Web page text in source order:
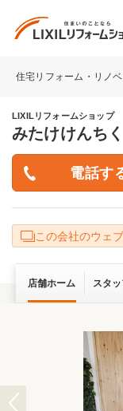
住宅リフォーム・リノ
LIXILリフォームショップ
みたけけんちく
この会社のウェ
店舗ホーム スタ